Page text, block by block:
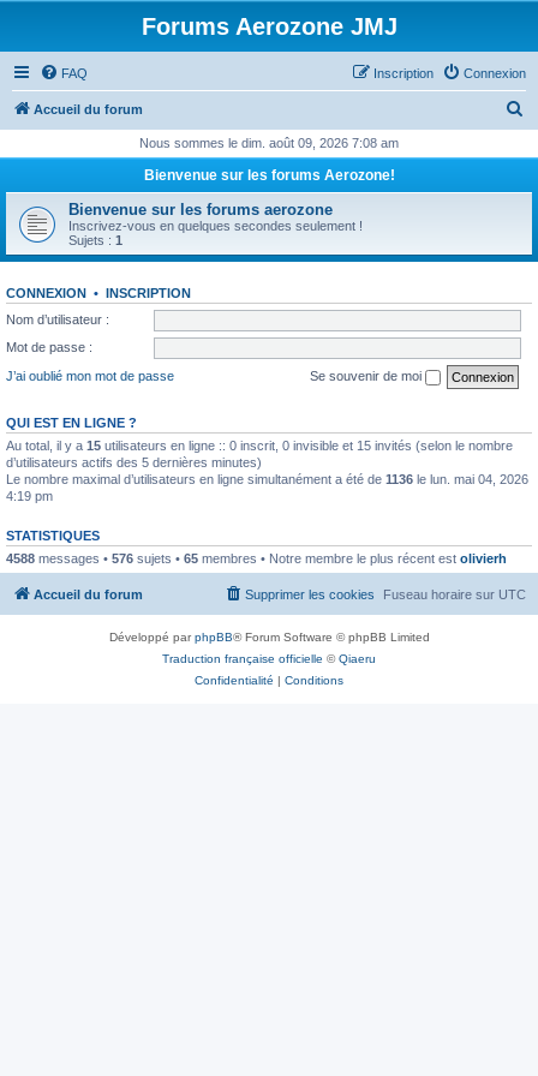
Forums Aerozone JMJ
FAQ Connexion
Inscription
Accueil du forum
h
r
Nous sommes le dim. août 09, 2026 7:08 am
Bienvenue sur les forums Aerozone!
Bienvenue sur les forums aerozone
Inscrivez-vous en quelques secondes seulement !
Sujets : 1
CONNEXION • INSCRIPTION
Nom d’utilisateur :
Mot de passe :
J’ai oublié mon mot de passe
Se souvenir de moi
QUI EST EN LIGNE ?
Au total, il y a 15 utilisateurs en ligne :: 0 inscrit, 0 invisible et 15 invités (selon le nombre
d’utilisateurs actifs des 5 dernières minutes)
Le nombre maximal d’utilisateurs en ligne simultanément a été de 1136 le lun. mai 04, 2026
4:19 pm
STATISTIQUES
4588 messages • 576 sujets • 65 membres • Notre membre le plus récent est olivierh
Accueil du forum Fuseau horaire sur UTC
Supprimer les cookies
Développé parphpBB® Forum Software © phpBB Limited
Traduction française officielle ©Qiaeru
Confidentialité | Conditions